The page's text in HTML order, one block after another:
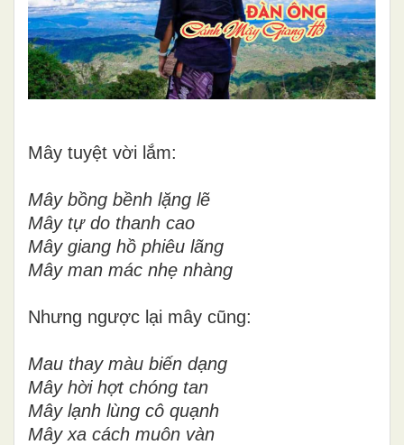
Mây tuyệt vời lắm:
Mây bồng bềnh lặng lẽ
Mây tự do thanh cao
Mây giang hồ phiêu lãng
Mây man mác nhẹ nhàng
Nhưng ngược lại mây cũng:
Mau thay màu biến dạng
Mây hời hợt chóng tan
Mây lạnh lùng cô quạnh
Mây xa cách muôn vàn